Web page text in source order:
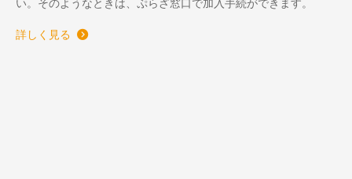
い。そのようなときは、ぷらざ窓口で加入手続ができます。
詳しく見る